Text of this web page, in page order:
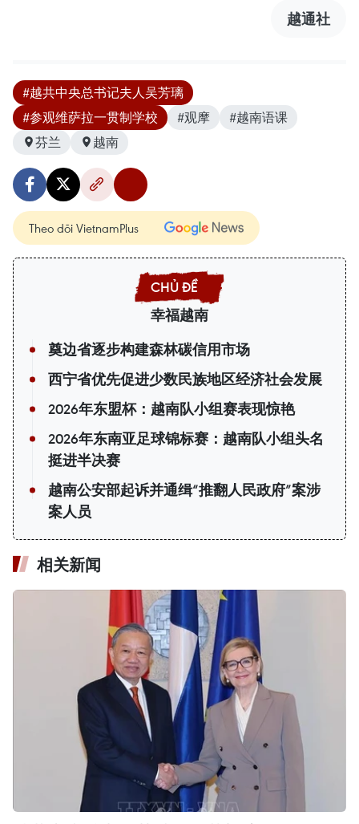
越通社
#越共中央总书记夫人吴芳璃
#参观维萨拉一贯制学校
#观摩
#越南语课
芬兰
越南
Theo dõi VietnamPlus
幸福越南
奠边省逐步构建森林碳信用市场
西宁省优先促进少数民族地区经济社会发展
2026年东盟杯：越南队小组赛表现惊艳
2026年东南亚足球锦标赛：越南队小组头名
挺进半决赛
越南公安部起诉并通缉“推翻人民政府”案涉
案人员
相关新闻